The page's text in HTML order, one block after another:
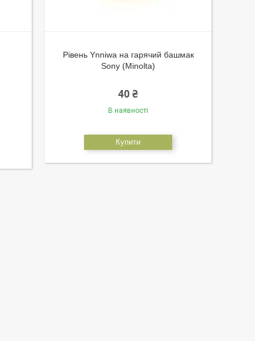
Рівень Ynniwa на гарячий башмак
Sony (Minolta)
40 ₴
В наявності
Купити